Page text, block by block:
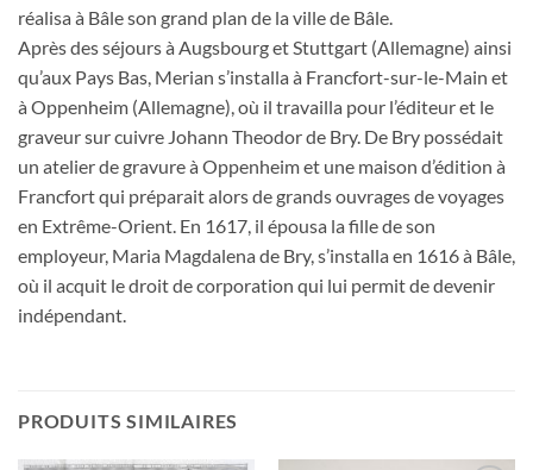
réalisa à Bâle son grand plan de la ville de Bâle.
Après des séjours à Augsbourg et Stuttgart (Allemagne) ainsi
qu’aux Pays Bas, Merian s’installa à Francfort-sur-le-Main et
à Oppenheim (Allemagne), où il travailla pour l’éditeur et le
graveur sur cuivre Johann Theodor de Bry. De Bry possédait
un atelier de gravure à Oppenheim et une maison d’édition à
Francfort qui préparait alors de grands ouvrages de voyages
en Extrême-Orient. En 1617, il épousa la fille de son
employeur, Maria Magdalena de Bry, s’installa en 1616 à Bâle,
où il acquit le droit de corporation qui lui permit de devenir
indépendant.
PRODUITS SIMILAIRES